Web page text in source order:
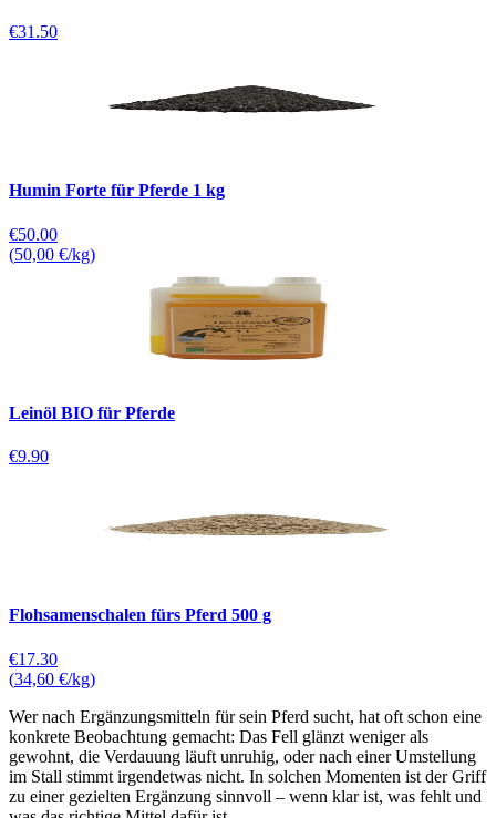
€31.50
Humin Forte für Pferde 1 kg
€50.00
(50,00 €/kg)
Leinöl BIO für Pferde
€9.90
Flohsamenschalen fürs Pferd 500 g
€17.30
(34,60 €/kg)
Wer nach Ergänzungsmitteln für sein Pferd sucht, hat oft schon eine
konkrete Beobachtung gemacht: Das Fell glänzt weniger als
gewohnt, die Verdauung läuft unruhig, oder nach einer Umstellung
im Stall stimmt irgendetwas nicht. In solchen Momenten ist der Griff
zu einer gezielten Ergänzung sinnvoll – wenn klar ist, was fehlt und